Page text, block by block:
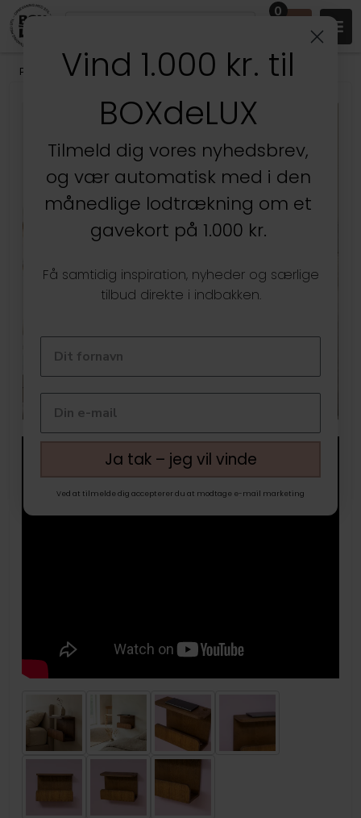
0
Produkter /Soveværelset Sengeborde & Små Hylder
Vind 1.000 kr. til
BOXdeLUX
Tilmeld dig vores nyhedsbrev,
og vær automatisk med i den
månedlige lodtrækning om et
gavekort på 1.000 kr.
Få samtidig inspiration, nyheder og særlige
tilbud direkte i indbakken.
Ja tak – jeg vil vinde
Ved at tilmelde dig accepterer du at modtage e-mail marketing